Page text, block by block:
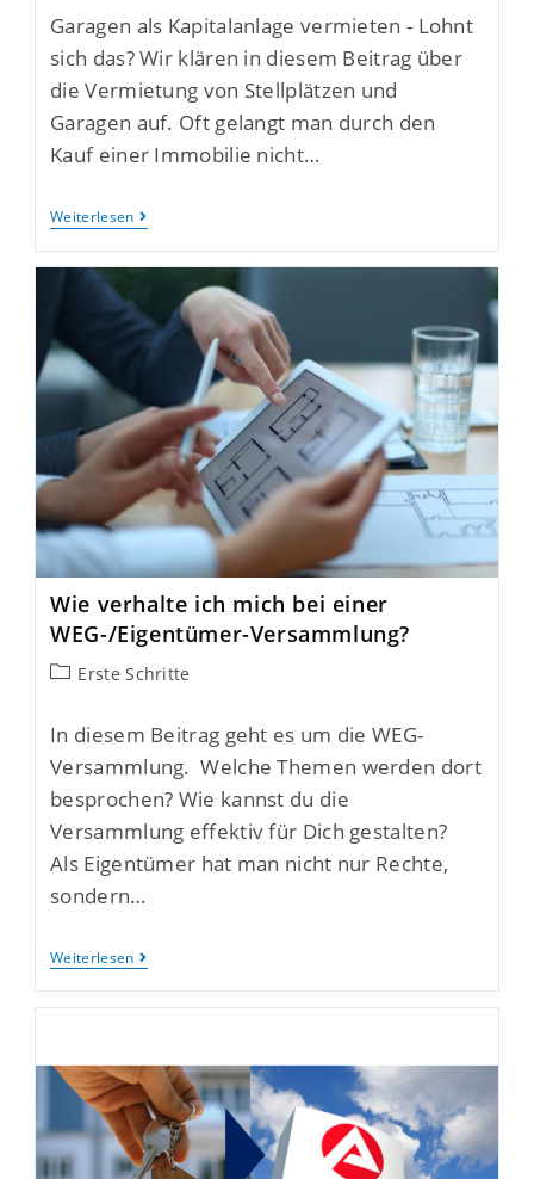
Garagen als Kapitalanlage vermieten - Lohnt
sich das? Wir klären in diesem Beitrag über
die Vermietung von Stellplätzen und
Garagen auf. Oft gelangt man durch den
Kauf einer Immobilie nicht…
Weiterlesen
Wie verhalte ich mich bei einer
WEG-/Eigentümer-Versammlung?
Erste Schritte
In diesem Beitrag geht es um die WEG-
Versammlung. Welche Themen werden dort
besprochen? Wie kannst du die
Versammlung effektiv für Dich gestalten?
Als Eigentümer hat man nicht nur Rechte,
sondern…
Weiterlesen